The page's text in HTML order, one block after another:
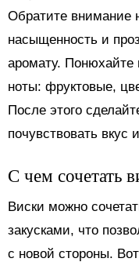
Обратите внимание
насыщенность и
аромату. Понюхайте
ноты: фруктовые,
После этого
почувствовать вкус
С чем сочетать
Виски можно
закусками, что
с новой стороны.